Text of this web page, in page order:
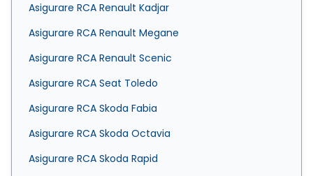
Asigurare RCA Renault Kadjar
Asigurare RCA Renault Megane
Asigurare RCA Renault Scenic
Asigurare RCA Seat Toledo
Asigurare RCA Skoda Fabia
Asigurare RCA Skoda Octavia
Asigurare RCA Skoda Rapid